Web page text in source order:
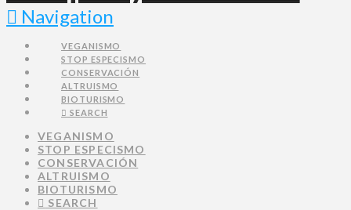
Navigation
VEGANISMO
STOP ESPECISMO
CONSERVACIÓN
ALTRUISMO
BIOTURISMO
SEARCH
VEGANISMO
STOP ESPECISMO
CONSERVACIÓN
ALTRUISMO
BIOTURISMO
SEARCH